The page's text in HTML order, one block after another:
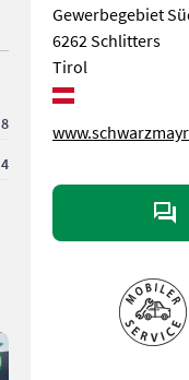
8
4
Gewerbegebiet
6262 Schlitters
Tirol